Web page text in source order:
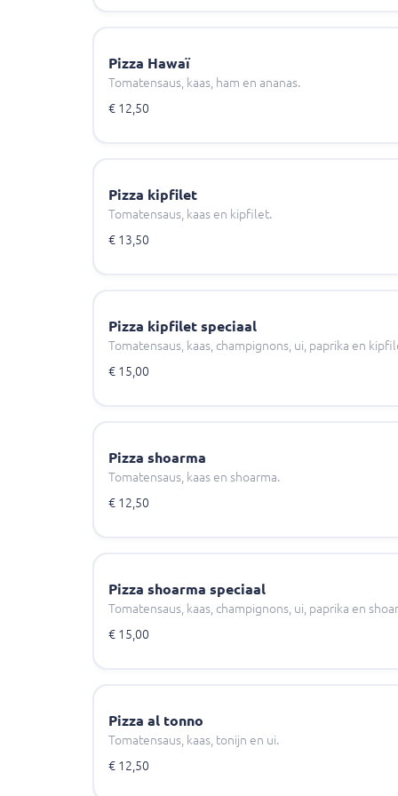
Pizza Hawaï
Tomatensaus, kaas, ham en ananas.
€ 12,50
Pizza kipfilet
Tomatensaus, kaas en kipfilet.
€ 13,50
Pizza kipfilet speciaal
Tomatensaus, kaas, champignons, ui, paprika en
€ 15,00
Pizza shoarma
Tomatensaus, kaas en shoarma.
€ 12,50
Pizza shoarma speciaal
Tomatensaus, kaas, champignons, ui, paprika en
€ 15,00
Pizza al tonno
Tomatensaus, kaas, tonijn en ui.
€ 12,50